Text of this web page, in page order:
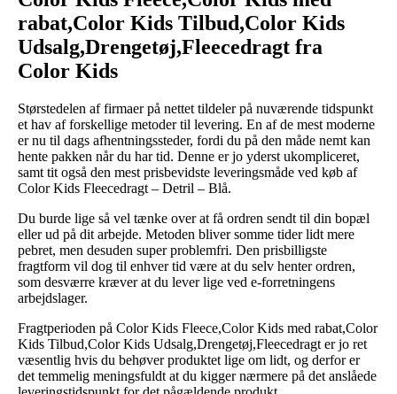
rabat,Color Kids Tilbud,Color Kids
Udsalg,Drengetøj,Fleecedragt fra
Color Kids
Størstedelen af firmaer på nettet tildeler på nuværende tidspunkt
et hav af forskellige metoder til levering. En af de mest moderne
er nu til dags afhentningssteder, fordi du på den måde nemt kan
hente pakken når du har tid. Denne er jo yderst ukompliceret,
samt tit også den mest prisbevidste leveringsmåde ved køb af
Color Kids Fleecedragt – Detril – Blå.
Du burde lige så vel tænke over at få ordren sendt til din bopæl
eller ud på dit arbejde. Metoden bliver somme tider lidt mere
pebret, men desuden super problemfri. Den prisbilligste
fragtform vil dog til enhver tid være at du selv henter ordren,
som desværre kræver at du lever lige ved e-forretningens
arbejdslager.
Fragtperioden på Color Kids Fleece,Color Kids med rabat,Color
Kids Tilbud,Color Kids Udsalg,Drengetøj,Fleecedragt er jo ret
væsentlig hvis du behøver produktet lige om lidt, og derfor er
det temmelig meningsfuldt at du kigger nærmere på det anslåede